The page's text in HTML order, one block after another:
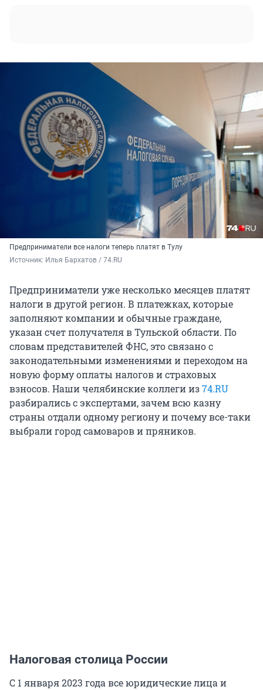
Предприниматели все налоги теперь платят в Тулу
Источник: Илья Бархатов / 74.RU
Предприниматели уже несколько месяцев платят
налоги в другой регион. В платежках, которые
заполняют компании и обычные граждане,
указан счет получателя в Тульской области. По
словам представителей ФНС, это связано с
законодательными изменениями и переходом на
новую форму оплаты налогов и страховых
взносов. Наши челябинские коллеги из74.RU
разбирались с экспертами, зачем всю казну
страны отдали одному региону и почему все-таки
выбрали город самоваров и пряников.
Налоговая столица России
С 1 января 2023 года все юридические лица и